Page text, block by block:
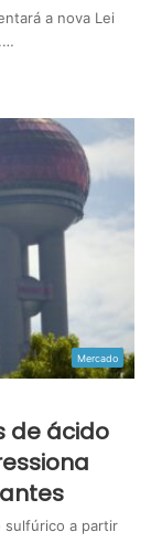
a nova Lei
Mercado
de ácido
sulfúrico a partir